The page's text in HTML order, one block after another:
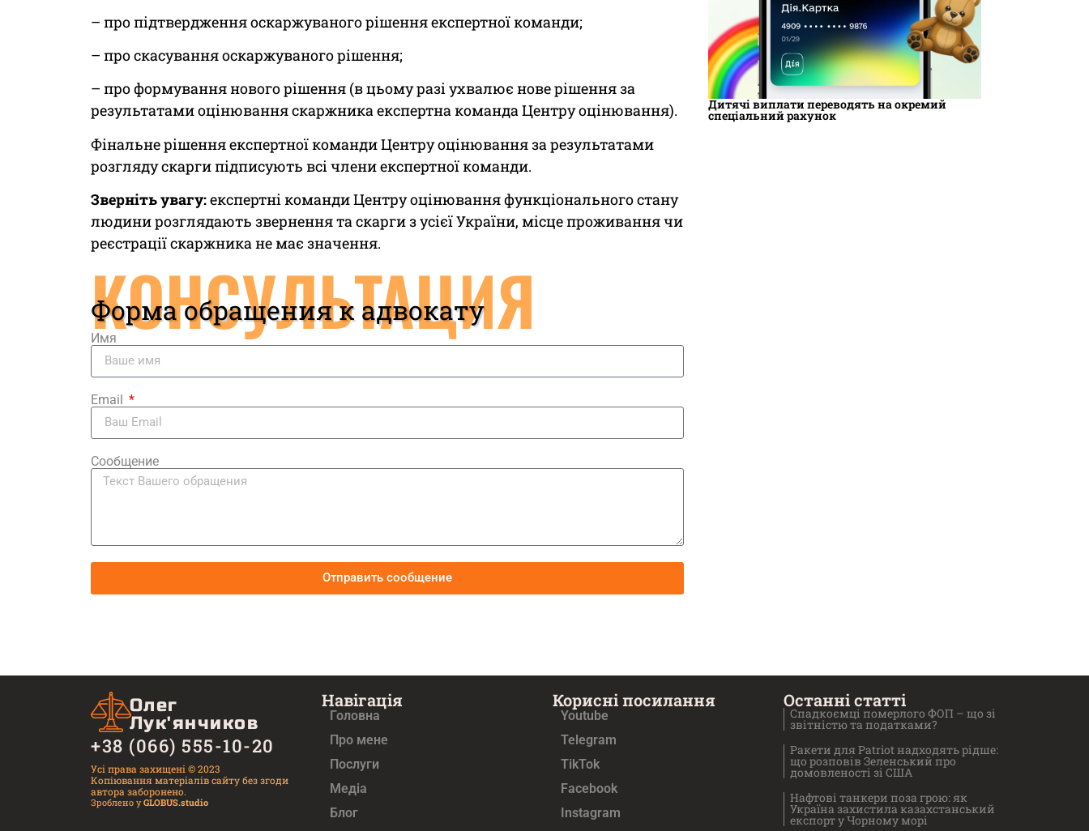
– про підтвердження оскаржуваного рішення експертної команди;
– про скасування оскаржуваного рішення;
– про формування нового рішення (в цьому разі ухвалює нове рішення за
результатами оцінювання скаржника експертна команда Центру оцінювання).
Фінальне рішення експертної команди Центру оцінювання за результатами
розгляду скарги підписують всі члени експертної команди.
Зверніть увагу:експертні команди Центру оцінювання функціонального стану
людини розглядають звернення та скарги з усієї України, місце проживання чи
реєстрації скаржника не має значення.
КОНСУЛЬТАЦИЯ
Форма обращения к адвокату
Имя
Email
Сообщение
Отправить сообщение
Дитячі виплати переводять на окремий
спеціальний рахунок
Олег
Лук'янчиков
+38 (066) 555-10-20
Усі права захищені © 2023
Копіювання матеріалів сайту без згоди
автора заборонено.
Зроблено уGLOBUS.studio
Навігація
Головна
Про мене
Послуги
Медiа
Блог
Корисні посилання
Youtube
Telegram
TikTok
Facebook
Instagram
Останні статті
Спадкоємці померлого ФОП – що зі
звітністю та податками?
Ракети для Patriot надходять рідше:
що розповів Зеленський про
домовленості зі США
Нафтові танкери поза грою: як
Україна захистила казахстанський
експорт у Чорному морі